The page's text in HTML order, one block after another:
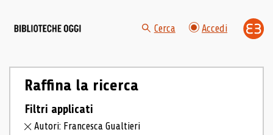
Cerca Accedi
Raffina la ricerca
Filtri applicati
Autori: Francesca Gualtieri